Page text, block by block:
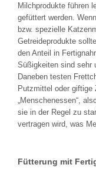
Milchprodukte führen
gefüttert werden.
bzw. spezielle
Getreideprodukte
den Anteil in
Süßigkeiten sind sehr
Daneben testen
Putzmittel oder giftige
„Menschenessen“,
sie in der Regel zu
vertragen wird, was
Fütterung mit